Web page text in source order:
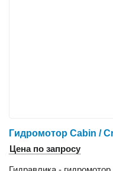
Цена по запросу